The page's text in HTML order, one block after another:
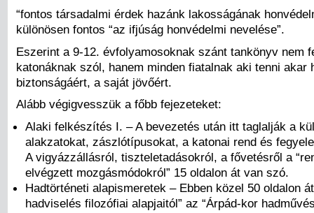
“fontos társadalmi érdek hazánk lakosságának
különösen fontos “az ifjúság honvédelmi nevelése”.
Eszerint a 9-12. évfolyamosoknak szánt tankönyv nem
katonáknak szól, hanem minden fiatalnak aki tenni akar
biztonságáért, a saját jövőért.
Alább végigvesszük a főbb fejezeteket:
Alaki felkészítés I. – A bevezetés után itt taglalják a
alakzatokat, zászlótípusokat, a katonai rend és
A vigyázzállásról, tiszteletadásokról, a fővetésről a
elvégzett mozgásmódokról” 15 oldalon át van szó.
Hadtörténeti alapismeretek – Ebben közel 50 oldalon
hadviselés filozófiai alapjaitól” az “Árpád-kor